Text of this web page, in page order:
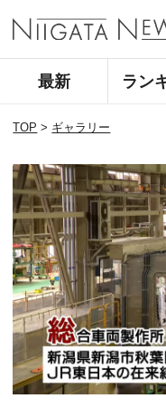
最新 ラン
TOP > ギャラリー